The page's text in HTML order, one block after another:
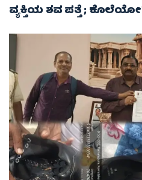
ವ್ಯಕ್ತಿಯ ಶವ ಪತ್ತೆ ;